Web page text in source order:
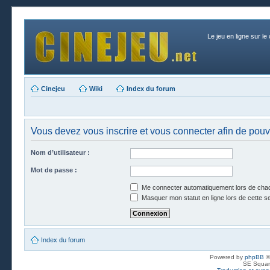
Le jeu en ligne sur le
Cinejeu Wiki Index du forum
Vous devez vous inscrire et vous connecter afin de
Nom d’utilisateur :
Mot de passe :
Me connecter automatiquement lors de
Masquer mon statut en ligne lors de cette
Index du forum
Powered by phpBB
SE